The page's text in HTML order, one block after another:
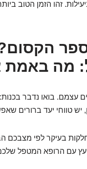
זהו הזמן הטוב
מה באמת
עצמם. בואו נדבר
יש טווחי יעד ברורים
בעיקר לפי מצבכם
עם הרופא המטפל